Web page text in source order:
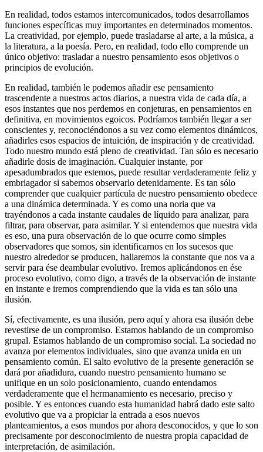
En realidad, todos estamos intercomunicados, todos desarrollamos
funciones específicas muy importantes en determinados momentos.
La creatividad, por ejemplo, puede trasladarse al arte, a la música, a
la literatura, a la poesía. Pero, en realidad, todo ello comprende un
único objetivo: trasladar a nuestro pensamiento esos objetivos o
principios de evolución.
En realidad, también le podemos añadir ese pensamiento
trascendente a nuestros actos diarios, a nuestra vida de cada día, a
esos instantes que nos perdemos en conjeturas, en pensamientos en
definitiva, en movimientos egoicos. Podríamos también llegar a ser
conscientes y, reconociéndonos a su vez como elementos dinámicos,
añadirles esos espacios de intuición, de inspiración y de creatividad.
Todo nuestro mundo está pleno de creatividad. Tan sólo es necesario
añadirle dosis de imaginación. Cualquier instante, por
apesadumbrados que estemos, puede resultar verdaderamente feliz y
embriagador si sabemos observarlo detenidamente. Es tan sólo
comprender que cualquier partícula de nuestro pensamiento obedece
a una dinámica determinada. Y es como una noria que va
trayéndonos a cada instante caudales de líquido para analizar, para
filtrar, para observar, para asimilar. Y si entendemos que nuestra vida
es eso, una pura observación de lo que ocurre como simples
observadores que somos, sin identificarnos en los sucesos que
nuestro alrededor se producen, hallaremos la constante que nos va a
servir para ése deambular evolutivo. Iremos aplicándonos en ése
proceso evolutivo, como digo, a través de la observación de instante
en instante e iremos comprendiendo que la vida es tan sólo una
ilusión.
Sí, efectivamente, es una ilusión, pero aquí y ahora esa ilusión debe
revestirse de un compromiso. Estamos hablando de un compromiso
grupal. Estamos hablando de un compromiso social. La sociedad no
avanza por elementos individuales, sino que avanza unida en un
pensamiento común. El salto evolutivo de la presente generación se
dará por añadidura, cuando nuestro pensamiento humano se
unifique en un solo posicionamiento, cuando entendamos
verdaderamente que el hermanamiento es necesario, preciso y
posible. Y es entonces cuando esta humanidad habrá dado este salto
evolutivo que va a propiciar la entrada a esos nuevos
planteamientos, a esos mundos por ahora desconocidos, y que lo son
precisamente por desconocimiento de nuestra propia capacidad de
interpretación, de asimilación.